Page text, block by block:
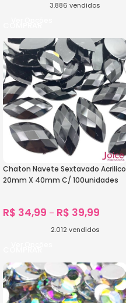
3.886 vendidos
Chaton Navete Sextavado Acrilico
20mm X 40mm C/ 100unidades
R$ 34,99 – R$ 39,99
2.012 vendidos